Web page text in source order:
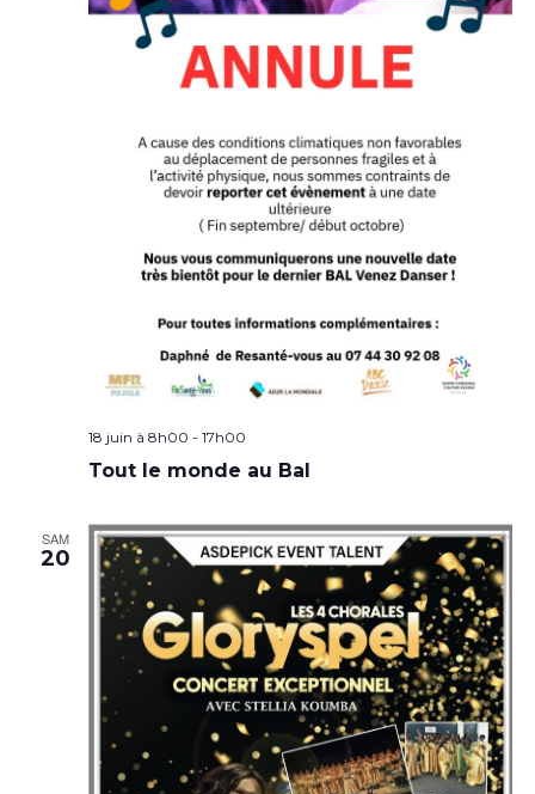
18 juin à 8h00 - 17h00
Tout le monde au Bal
SAM
20